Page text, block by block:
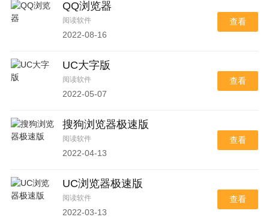
QQ浏览器
阅读软件
2022-08-16
查看
UC大字版
阅读软件
2022-05-07
查看
搜狗浏览器极速版
阅读软件
2022-04-13
查看
UC浏览器极速版
阅读软件
2022-03-13
查看